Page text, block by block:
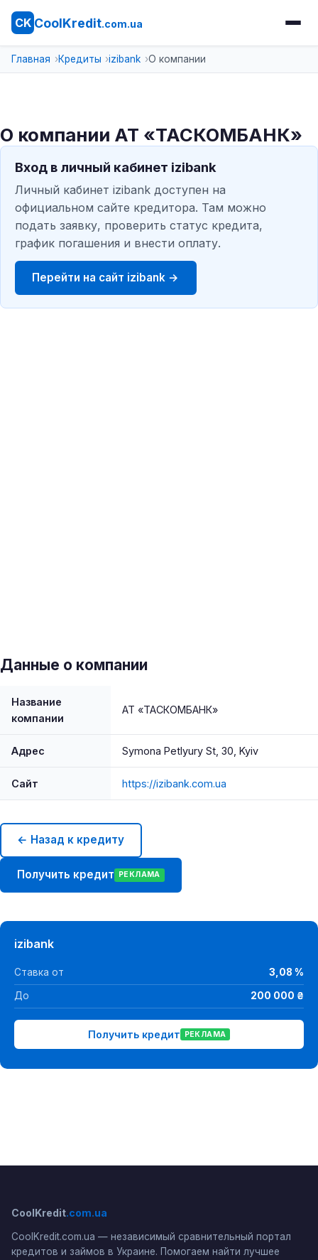
CK CoolKredit.com.ua
Главная Кредиты izibank О компании
О компании АТ «ТАСКОМБАНК»
Вход в личный кабинет izibank
Личный кабинет izibank доступен на
официальном сайте кредитора. Там можно
подать заявку, проверить статус кредита,
график погашения и внести оплату.
Перейти на сайт izibank →
Данные о компании
Название
компании
АТ «ТАСКОМБАНК»
Адрес Symona Petlyury St, 30, Kyiv
Сайт https://izibank.com.ua
← Назад к кредиту
Получить кредит РЕКЛАМА
izibank
Ставка от 3,08 %
До 200 000 ₴
Получить кредит РЕКЛАМА
CoolKredit.com.ua
CoolKredit.com.ua — независимый сравнительный портал
кредитов и займов в Украине. Помогаем найти лучшее